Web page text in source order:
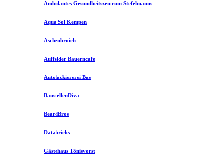
Ambulantes Gesundheitszentrum Stefelmanns
Aqua Sol Kempen
Aschenbroich
Auffelder Bauerncafe
Autolackiererei Bas
BaustellenDiva
BeardBros
Databricks
Gästehaus Tönisvorst